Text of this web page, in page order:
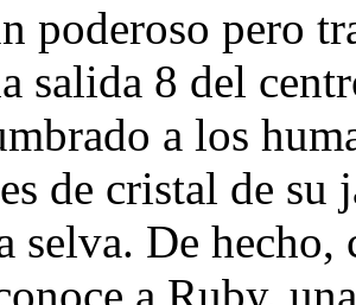
poderoso pero
salida 8 del
a los
de cristal de su
selva. De hecho,
a Ruby,